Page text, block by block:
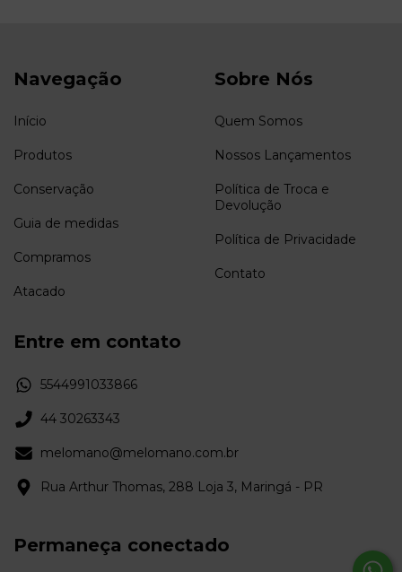
Navegação
Início
Produtos
Conservação
Guia de medidas
Compramos
Atacado
Sobre Nós
Quem Somos
Nossos Lançamentos
Política de Troca e
Devolução
Política de Privacidade
Contato
Entre em contato
5544991033866
44 30263343
melomano@melomano.com.br
Rua Arthur Thomas, 288 Loja 3, Maringá - PR
Permaneça conectado